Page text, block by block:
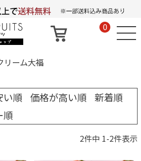
0
リーム大福
い順 価格が高い順
新着順
順
2件中 1-2件表示